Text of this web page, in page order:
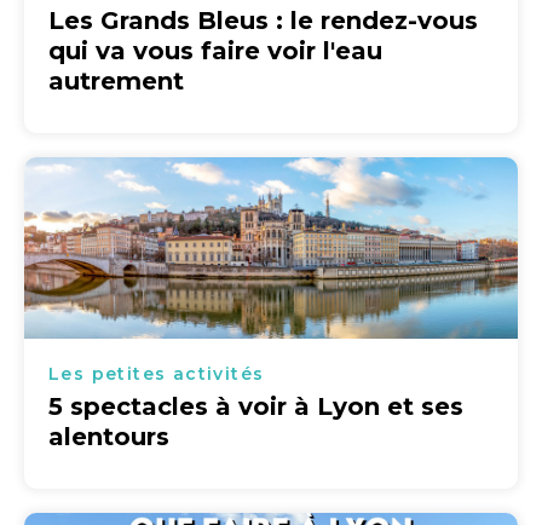
Les Grands Bleus : le rendez-vous
qui va vous faire voir l'eau
autrement
Les petites activités
5 spectacles à voir à Lyon et ses
alentours